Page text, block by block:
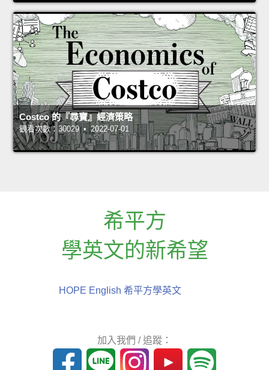
Costco 的『尋寶』經濟策略
觀看次數：30029 • 2022-07-01
希平方
學英文的新希望
HOPE English 希平方學英文
加入我們 / 追蹤：